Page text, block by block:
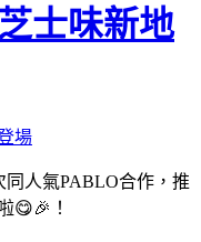
士味新地
同人氣PABLO合作，推
😋🎉！